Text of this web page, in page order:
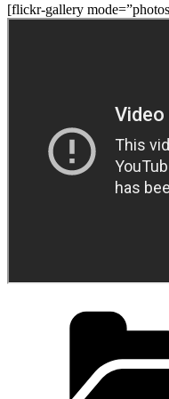
[flickr-gallery